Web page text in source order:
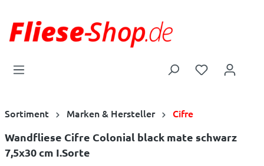
Sortiment Marken & Hersteller Cifre
Wandfliese Cifre Colonial black mate schwarz
7,5x30 cm I.Sorte